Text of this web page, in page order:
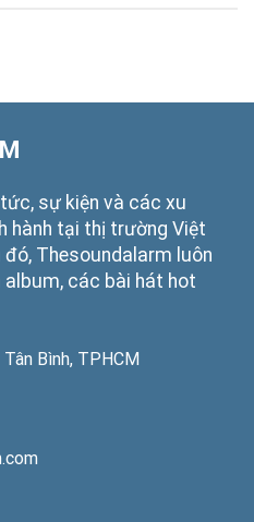
sự kiện và các xu
hành tại thị trường Việt
đó, Thesoundalarm luôn
album, các bài hát hot
Bình, TPHCM